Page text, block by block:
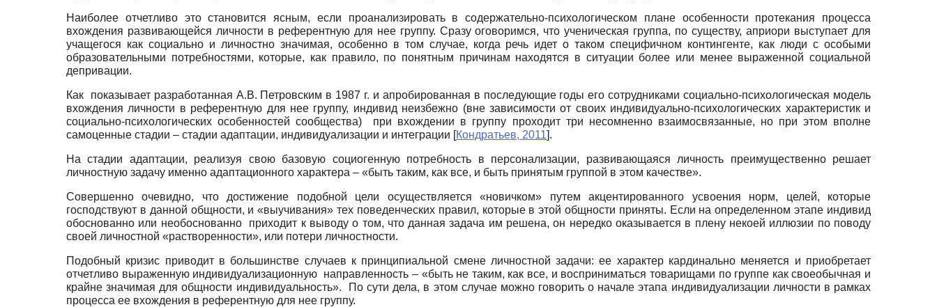
Наиболее отчетливо это становится ясным, если проанализировать в содержательно-психологическом плане особенности протекания процесса
вхождения развивающейся личности в референтную для нее группу. Сразу оговоримся, что ученическая группа, по существу, априори выступает для
учащегося как социально и личностно значимая, особенно в том случае, когда речь идет о таком специфичном контингенте, как люди с особыми
образовательными потребностями, которые, как правило, по понятным причинам находятся в ситуации более или менее выраженной социальной
депривации.
Как показывает разработанная А.В. Петровским в 1987 г. и апробированная в последующие годы его сотрудниками социально-психологическая модель
вхождения личности в референтную для нее группу, индивид неизбежно (вне зависимости от своих индивидуально-психологических характеристик и
социально-психологических особенностей сообщества) при вхождении в группу проходит три несомненно взаимосвязанные, но при этом вполне
самоценные стадии – стадии адаптации, индивидуализации и интеграции [Кондратьев, 2011].
На стадии адаптации, реализуя свою базовую социогенную потребность в персонализации, развивающаяся личность преимущественно решает
личностную задачу именно адаптационного характера – «быть таким, как все, и быть принятым группой в этом качестве».
Совершенно очевидно, что достижение подобной цели осуществляется «новичком» путем акцентированного усвоения норм, целей, которые
господствуют в данной общности, и «выучивания» тех поведенческих правил, которые в этой общности приняты. Если на определенном этапе индивид
обоснованно или необоснованно приходит к выводу о том, что данная задача им решена, он нередко оказывается в плену некоей иллюзии по поводу
своей личностной «растворенности», или потери личностности.
Подобный кризис приводит в большинстве случаев к принципиальной смене личностной задачи: ее характер кардинально меняется и приобретает
отчетливо выраженную индивидуализационную направленность – «быть не таким, как все, и восприниматься товарищами по группе как своеобычная и
крайне значимая для общности индивидуальность». По сути дела, в этом случае можно говорить о начале этапа индивидуализации личности в рамках
процесса ее вхождения в референтную для нее группу.